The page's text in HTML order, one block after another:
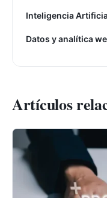
Inteligencia
Datos y analítica
Artículos